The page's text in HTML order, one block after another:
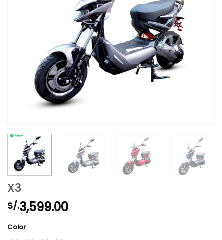
X3
S/.3,599.00
Color